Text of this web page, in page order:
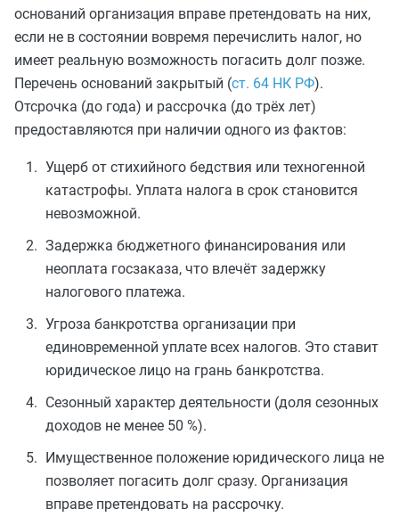
оснований организация вправе претендовать на них,
если не в состоянии вовремя перечислить налог, но
имеет реальную возможность погасить долг позже.
Перечень оснований закрытый (ст. 64 НК РФ).
Отсрочка (до года) и рассрочка (до трёх лет)
предоставляются при наличии одного из фактов:
Ущерб от стихийного бедствия или техногенной
катастрофы. Уплата налога в срок становится
невозможной.
Задержка бюджетного финансирования или
неоплата госзаказа, что влечёт задержку
налогового платежа.
Угроза банкротства организации при
единовременной уплате всех налогов. Это ставит
юридическое лицо на грань банкротства.
Сезонный характер деятельности (доля сезонных
доходов не менее 50 %).
Имущественное положение юридического лица не
позволяет погасить долг сразу. Организация
вправе претендовать на рассрочку.